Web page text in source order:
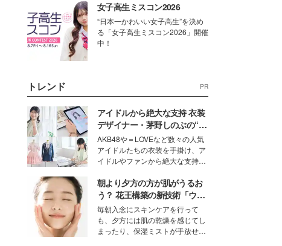
女子高生ミスコン2026
“日本一かわいい女子高生”を決め
る「女子高生ミスコン2026」開催
中！
トレンド PR
アイドルから絶大な支持 衣装
デザイナー・茅野しのぶの“可
愛い”を作る美学＜「シチズン
クロスシー」インタビュー＞
AKB48や＝LOVEなど数々の人気
アイドルたちの衣装を手掛け、ア
イドルやファンから絶大な支持を
取締役兼クリエイティブディレク
ター・茅野しのぶ。一人ひとりの
個性に寄り添い、魅力を引き出す
衣装作りは、多くの女性たちに勇
気と自信を与え続けている。
朝より夕方の方が肌がうるお
う？ 花王構築の新技術「ウォ
ーターキャプチャリングスキ
ン（捕水肌）」がスキンケア
の常識を変える予感
毎朝入念にスキンケアを行って
も、夕方には肌の乾燥を感じてし
まったり、保湿ミストが手放せな